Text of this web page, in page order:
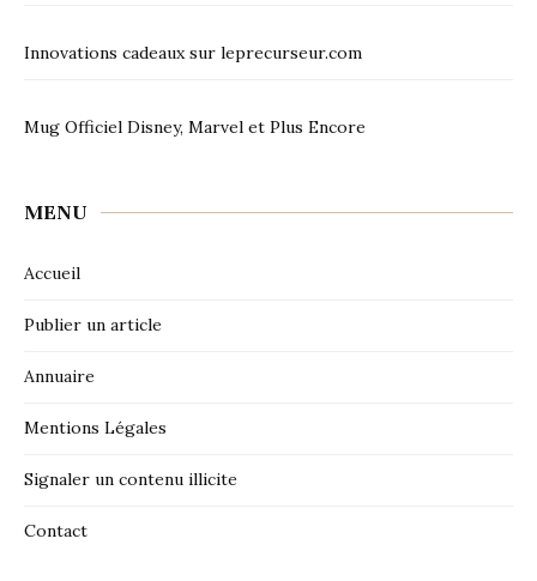
Innovations cadeaux sur leprecurseur.com
Mug Officiel Disney, Marvel et Plus Encore
MENU
Accueil
Publier un article
Annuaire
Mentions Légales
Signaler un contenu illicite
Contact